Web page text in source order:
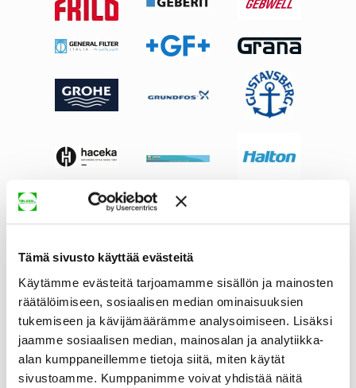
Tämä sivusto käyttää evästeitä
Käytämme evästeitä tarjoamamme sisällön ja mainosten
räätälöimiseen, sosiaalisen median ominaisuuksien
tukemiseen ja kävijämäärämme analysoimiseen. Lisäksi
jaamme sosiaalisen median, mainosalan ja analytiikka-
alan kumppaneillemme tietoja siitä, miten käytät
sivustoamme. Kumppanimme voivat yhdistää näitä